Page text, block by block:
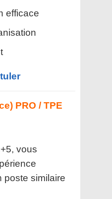
efficace
PRO / TPE
vous
poste similaire